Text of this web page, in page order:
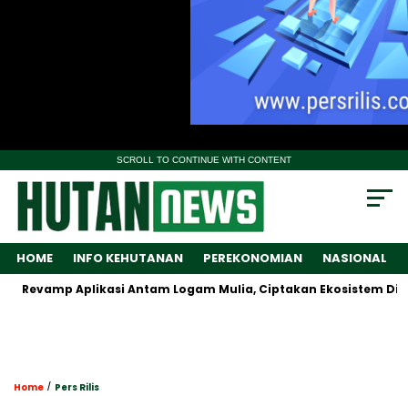
SCROLL TO CONTINUE WITH CONTENT
HOME INFO KEHUTANAN PEREKONOMIAN NASIONAL
Aplikasi Antam Logam Mulia, Ciptakan Ekosistem Digital
Home / Pers Rilis